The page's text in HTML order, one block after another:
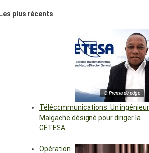
Les plus récents
© Prensa de pdge
Télécommunications: Un ingénieur
Malgache désigné pour diriger la
GETESA
Opération